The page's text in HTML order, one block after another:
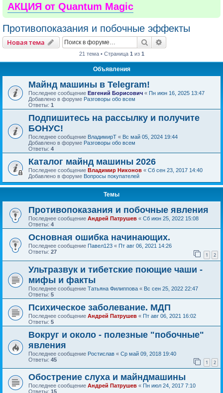
АКЦИЯ от Quantum Magic
Противопоказания и побочные эффекты
Новая тема Поиск
21 тема • Страница 1 из 1
Объявления
Майнд машины в Telegram!
Последнее сообщение Евгений Борисович « Пн июн 16, 2025 13:47
Добавлено в форуме Разговоры обо всем
Ответы: 1
Подпишитесь на рассылку и получите
БОНУС!
Последнее сообщение ВладимирТ « Вс май 05, 2024 19:44
Добавлено в форуме Разговоры обо всем
Ответы: 4
Каталог майнд машины 2026
Последнее сообщение Владимир Никонов « Сб сен 23, 2017 14:40
Добавлено в форуме Вопросы покупателей
Темы
Противопоказания и побочные явления
Последнее сообщение Андрей Патрушев « Сб июн 25, 2022 15:08
Ответы: 4
Основная ошибка начинающих.
Последнее сообщение Павел123 « Пт авг 06, 2021 14:26
Ответы: 27 1 2
Ультразвук и тибетские поющие чаши -
мифы и факты
Последнее сообщение Татьяна Филиппова « Вс сен 25, 2022 22:47
Ответы: 5
Психическое заболевание. МДП
Последнее сообщение Андрей Патрушев « Пт авг 06, 2021 16:02
Ответы: 5
Вокруг и около - полезные "побочные"
явления
Последнее сообщение Ростислав « Ср май 09, 2018 19:40
Ответы: 45 1 2
Обострение слуха и майндмашины
Последнее сообщение Андрей Патрушев « Пн июл 24, 2017 7:10
Ответы: 15